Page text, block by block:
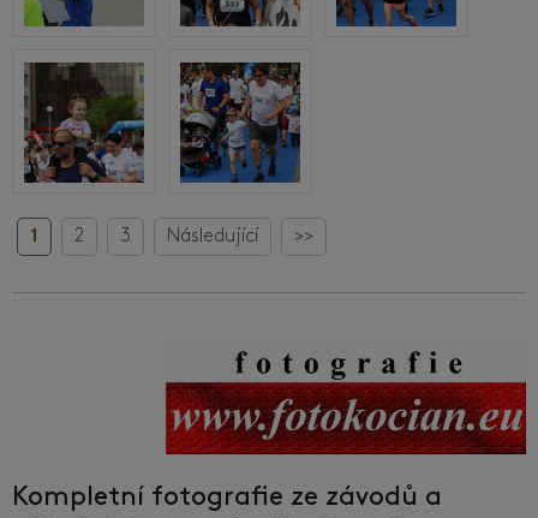
1 2 3 Následující >>
Kompletní fotografie ze závodů a